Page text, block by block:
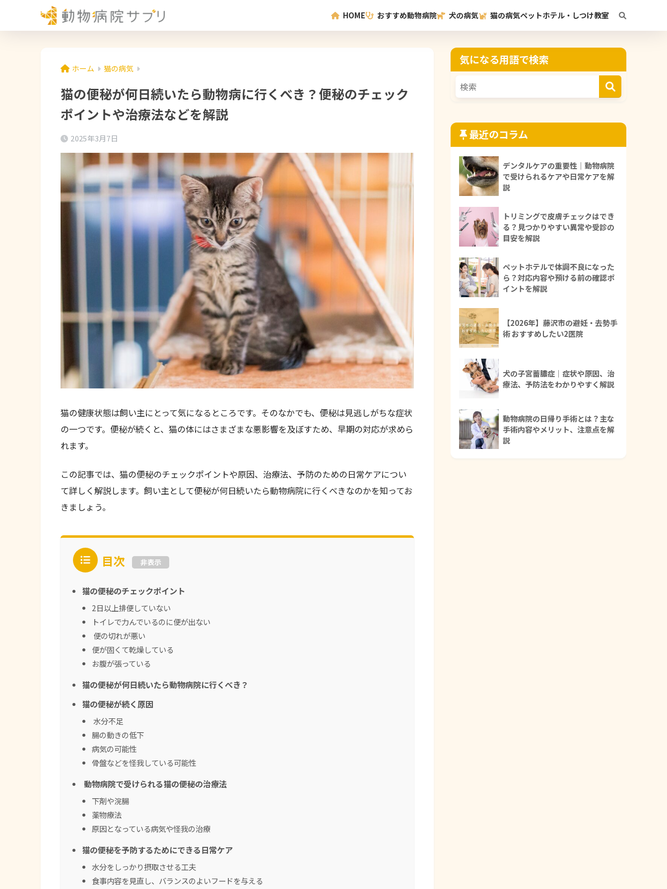
HOME おすすめ動物病院 犬の病気 猫の病気ペットホテル・しつけ教室
ホーム 猫の病気
猫の便秘が何日続いたら動物病に行くべき？便秘のチェック
ポイントや治療法などを解説
2025年3月7日
猫の健康状態は飼い主にとって気になるところです。そのなかでも、便秘は見逃しがちな症状
の一つです。便秘が続くと、猫の体にはさまざまな悪影響を及ぼすため、早期の対応が求めら
れます。
この記事では、猫の便秘のチェックポイントや原因、治療法、予防のための日常ケアについ
て詳しく解説します。飼い主として便秘が何日続いたら動物病院に行くべきなのかを知ってお
きましょう。
目次 非表示
猫の便秘のチェックポイント
2日以上排便していない
トイレで力んでいるのに便が出ない
便の切れが悪い
便が固くて乾燥している
お腹が張っている
猫の便秘が何日続いたら動物病院に行くべき？
猫の便秘が続く原因
水分不足
腸の動きの低下
病気の可能性
骨盤などを怪我している可能性
動物病院で受けられる猫の便秘の治療法
下剤や浣腸
薬物療法
原因となっている病気や怪我の治療
猫の便秘を予防するためにできる日常ケア
水分をしっかり摂取させる工夫
食事内容を見直し、バランスのよいフードを与える
気になる用語で検索
最近のコラム
デンタルケアの重要性｜動物病院
で受けられるケアや日常ケアを解
説
トリミングで皮膚チェックはでき
る？見つかりやすい異常や受診の
目安を解説
ペットホテルで体調不良になった
ら？対応内容や預ける前の確認ポ
イントを解説
【2026年】藤沢市の避妊・去勢手
術 おすすめしたい2医院
犬の子宮蓄膿症｜症状や原因、治
療法、予防法をわかりやすく解説
動物病院の日帰り手術とは？主な
手術内容やメリット、注意点を解
説